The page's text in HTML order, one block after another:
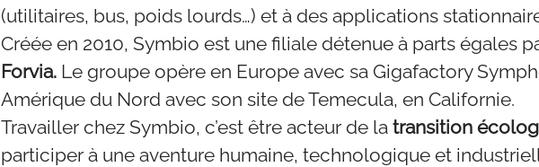
(utilitaires, bus, poids lourds…) et à des applications
Créée en 2010, Symbio est une filiale détenue à parts égales
Forvia. Le groupe opère en Europe avec sa Gigafactory
Amérique du Nord avec son site de Temecula, en Californie.
Travailler chez Symbio, c’est être acteur de la transition
participer à une aventure humaine, technologique et